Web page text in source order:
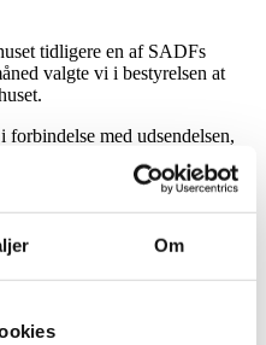
Om
tidligere en af SADFs
valgte vi i bestyrelsen at
med udsendelsen,
til at påvirke hele branchen
hvad udsendelsen indeholder,
har set udsendelsen.
sidder med. Derfor har jeg